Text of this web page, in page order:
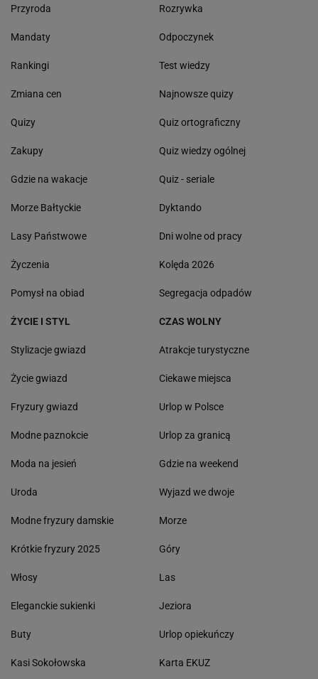
Przyroda
Mandaty
Rankingi
Zmiana cen
Quizy
Zakupy
Gdzie na wakacje
Morze Bałtyckie
Lasy Państwowe
Życzenia
Pomysł na obiad
Rozrywka
Odpoczynek
Test wiedzy
Najnowsze quizy
Quiz ortograficzny
Quiz wiedzy ogólnej
Quiz - seriale
Dyktando
Dni wolne od pracy
Kolęda 2026
Segregacja odpadów
ŻYCIE I STYL
Stylizacje gwiazd
Życie gwiazd
Fryzury gwiazd
Modne paznokcie
Moda na jesień
Uroda
Modne fryzury damskie
Krótkie fryzury 2025
Włosy
Eleganckie sukienki
Buty
Kasi Sokołowska
CZAS WOLNY
Atrakcje turystyczne
Ciekawe miejsca
Urlop w Polsce
Urlop za granicą
Gdzie na weekend
Wyjazd we dwoje
Morze
Góry
Las
Jeziora
Urlop opiekuńczy
Karta EKUZ